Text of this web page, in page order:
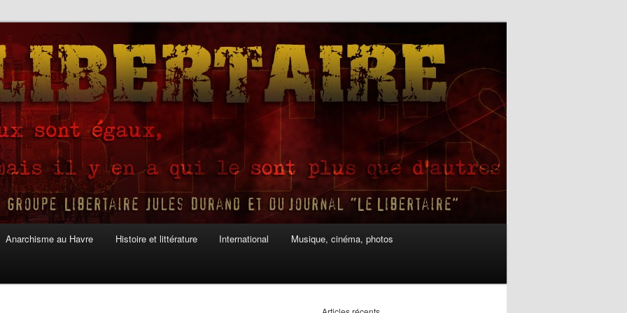
Anarchisme au Havre Histoire et littérature International Musique, cinéma, photos